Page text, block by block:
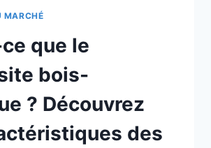
MARCHÉ
que le
bois-
? Découvrez
des